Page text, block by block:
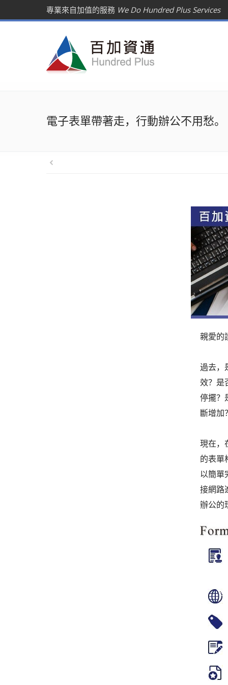
專業來自加值的服務 We Do Hundred Plus Services
電子表單帶著走，行動辦公不用愁。
親愛的
過去，
效？是
停擺？
斷增加
現在，
的表單
以簡單
接網路
辦公的